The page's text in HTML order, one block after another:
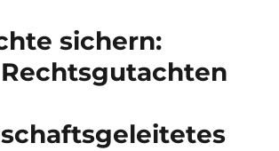
sichern: